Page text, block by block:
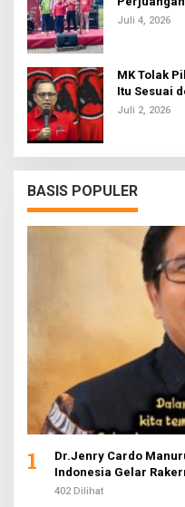
Bola U-20
Juli 4, 2026
MK Tolak
Itu Sesuai
Juli 2, 2026
BASIS POPULER
1
Dr.Jenry Cardo
Indonesia Gelar
402 Dilihat